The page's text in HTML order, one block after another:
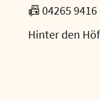
📠 04265 9416
Hinter den